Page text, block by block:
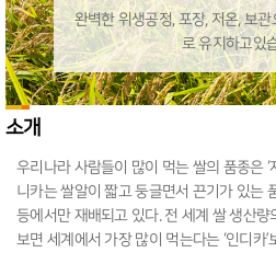
완벽한 위생공정, 포장, 저온, 보
로 유지하고있
소개
우리나라 사람들이 많이 먹는 쌀의 품종은
니카는 쌀알이 짧고 둥글면서 끈기가 있는
등에서만 재배되고 있다. 전 세계 쌀 생산
보면 세계에서 가장 많이 먹는다는 ‘인디카’